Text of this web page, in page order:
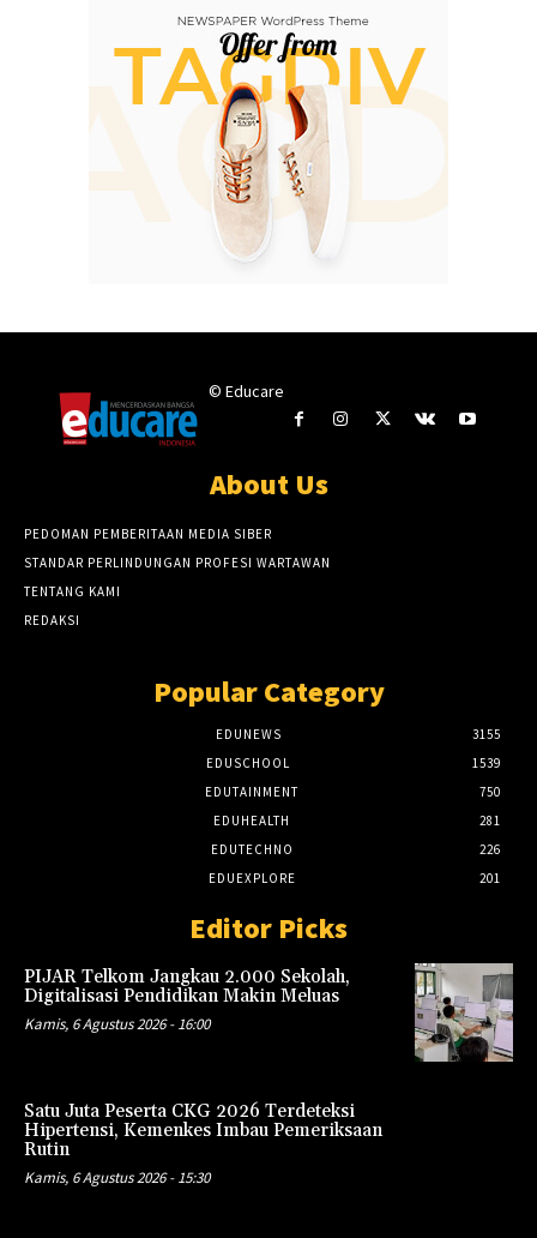
© Educare
About Us
PEDOMAN PEMBERITAAN MEDIA SIBER
STANDAR PERLINDUNGAN PROFESI WARTAWAN
TENTANG KAMI
REDAKSI
Popular Category
EDUNEWS
3155
EDUSCHOOL
1539
EDUTAINMENT
750
EDUHEALTH
281
EDUTECHNO
226
EDUEXPLORE
201
Editor Picks
PIJAR Telkom Jangkau 2.000 Sekolah,
Digitalisasi Pendidikan Makin Meluas
Kamis, 6 Agustus 2026 - 16:00
Satu Juta Peserta CKG 2026 Terdeteksi
Hipertensi, Kemenkes Imbau Pemeriksaan
Rutin
Kamis, 6 Agustus 2026 - 15:30